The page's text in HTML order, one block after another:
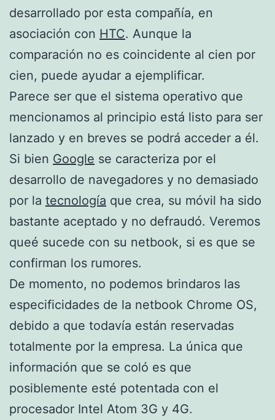
desarrollado por esta compañía, en
asociación con HTC. Aunque la
comparación no es coincidente al cien por
cien, puede ayudar a ejemplificar.
Parece ser que el sistema operativo que
mencionamos al principio está listo para ser
lanzado y en breves se podrá acceder a él.
Si bien Google se caracteriza por el
desarrollo de navegadores y no demasiado
por la tecnología que crea, su móvil ha sido
bastante aceptado y no defraudó. Veremos
queé sucede con su netbook, si es que se
confirman los rumores.
De momento, no podemos brindaros las
especificidades de la netbook Chrome OS,
debido a que todavía están reservadas
totalmente por la empresa. La única que
información que se coló es que
posiblemente esté potentada con el
procesador Intel Atom 3G y 4G.